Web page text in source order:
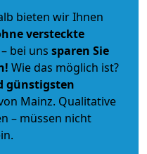
bieten wir Ihnen
versteckte
bei uns sparen Sie
Wie das möglich ist?
günstigsten
Mainz. Qualitative
– müssen nicht